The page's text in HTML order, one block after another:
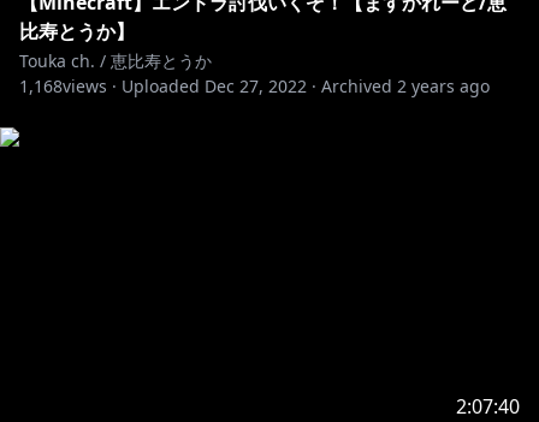
比寿とうか】
Touka ch. / 恵比寿とうか
1,168views · Uploaded Dec 27, 2022 · Archived 2 years ago
2:07:40